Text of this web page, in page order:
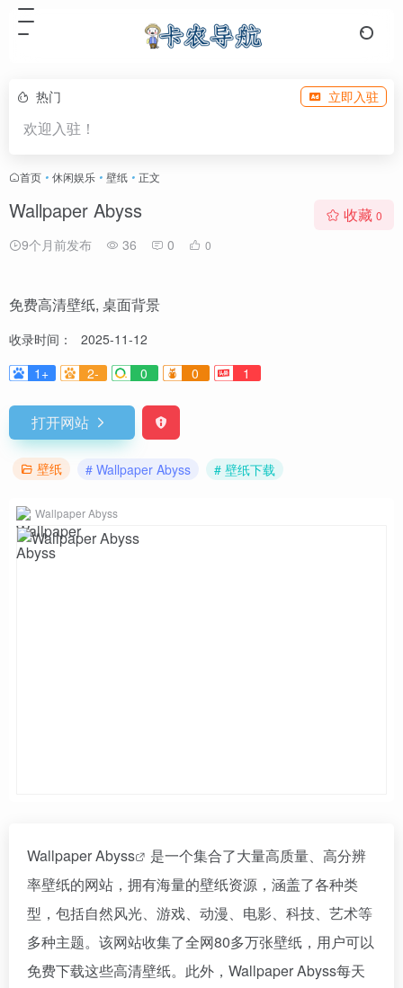
热门 立即入驻
欢迎入驻！
首页 • 休闲娱乐 • 壁纸 • 正文
Wallpaper Abyss
9个月前发布 36 0 0
收藏 0
免费高清壁纸, 桌面背景
收录时间：
2025-11-12
1+
2- 0 0 1
打开网站
壁纸 # Wallpaper Abyss # 壁纸下载
Wallpaper Abyss
Wallpaper Abyss
是一个集合了大量高质量、高分辨
率壁纸的网站，拥有海量的壁纸资源，涵盖了各种类
型，包括自然风光、游戏、动漫、电影、科技、艺术等
多种主题。该网站收集了全网80多万张壁纸，用户可以
免费下载这些高清壁纸。此外，Wallpaper Abyss每天